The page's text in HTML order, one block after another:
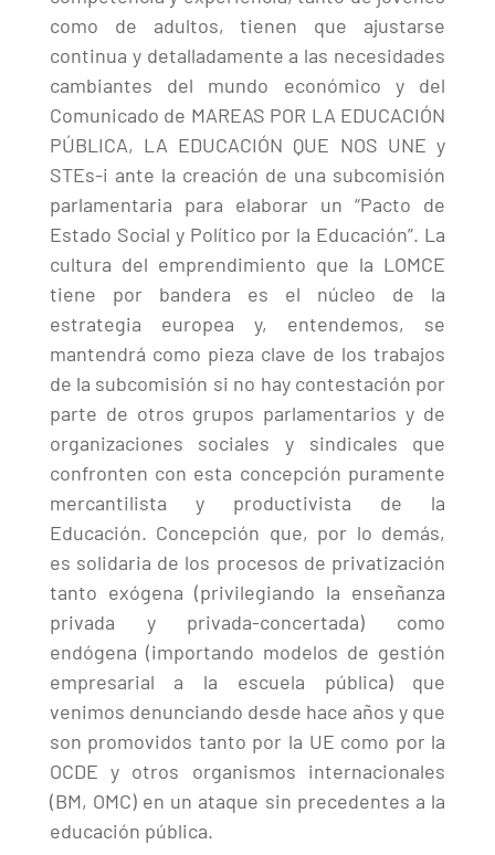
como de adultos, tienen que ajustarse
continua y detalladamente a las necesidades
cambiantes del mundo económico y del
Comunicado de MAREAS POR LA EDUCACIÓN
PÚBLICA, LA EDUCACIÓN QUE NOS UNE y
STEs-i ante la creación de una subcomisión
parlamentaria para elaborar un “Pacto de
Estado Social y Político por la Educación”. La
cultura del emprendimiento que la LOMCE
tiene por bandera es el núcleo de la
estrategia europea y, entendemos, se
mantendrá como pieza clave de los trabajos
de la subcomisión si no hay contestación por
parte de otros grupos parlamentarios y de
organizaciones sociales y sindicales que
confronten con esta concepción puramente
mercantilista y productivista de la
Educación. Concepción que, por lo demás,
es solidaria de los procesos de privatización
tanto exógena (privilegiando la enseñanza
privada y privada-concertada) como
endógena (importando modelos de gestión
empresarial a la escuela pública) que
venimos denunciando desde hace años y que
son promovidos tanto por la UE como por la
OCDE y otros organismos internacionales
(BM, OMC) en un ataque sin precedentes a la
educación pública.